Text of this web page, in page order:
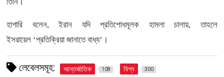
হাগারি বলেন, ইরান যদি প্রতিশোধমূলক হামলা চালায়, তাহলে
ইসরায়েল ‘প্রতিক্রিয়া জানাতে বাধ্য’ ।
লেবেলসমূহ: আন্তর্জাতিক 108 বিশ্ব 300